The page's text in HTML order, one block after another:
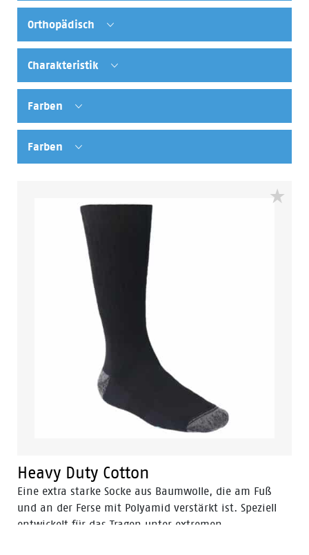
Orthopädisch
Charakteristik
Farben
Farben
Heavy Duty Cotton
Eine extra starke Socke aus Baumwolle, die am Fuß
und an der Ferse mit Polyamid verstärkt ist. Speziell
entwickelt für das Tragen unter extremen